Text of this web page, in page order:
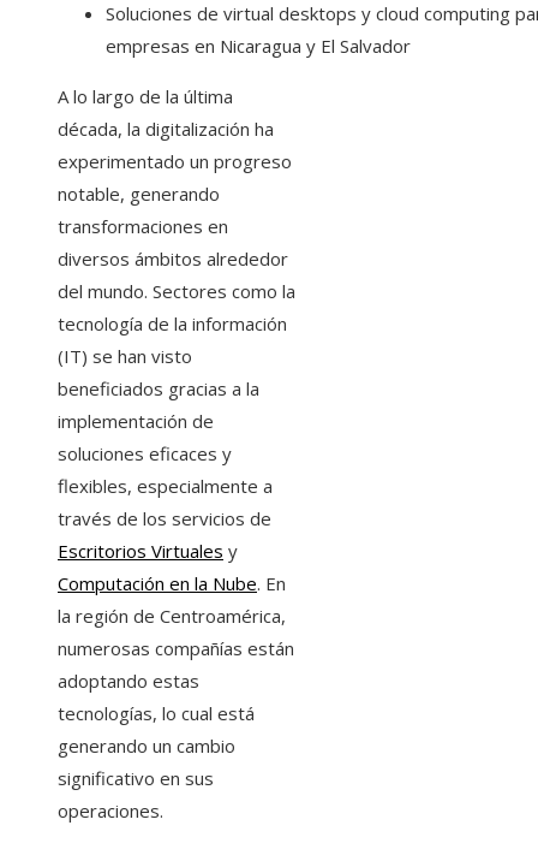
Soluciones de virtual desktops y cloud computing
empresas en Nicaragua y El Salvador
A lo largo de la última
década, la digitalización ha
experimentado un progreso
notable, generando
transformaciones en
diversos ámbitos alrededor
del mundo. Sectores como la
tecnología de la información
(IT) se han visto
beneficiados gracias a la
implementación de
soluciones eficaces y
flexibles, especialmente a
través de los servicios de
Escritorios Virtuales y
Computación en la Nube. En
la región de Centroamérica,
numerosas compañías están
adoptando estas
tecnologías, lo cual está
generando un cambio
significativo en sus
operaciones.